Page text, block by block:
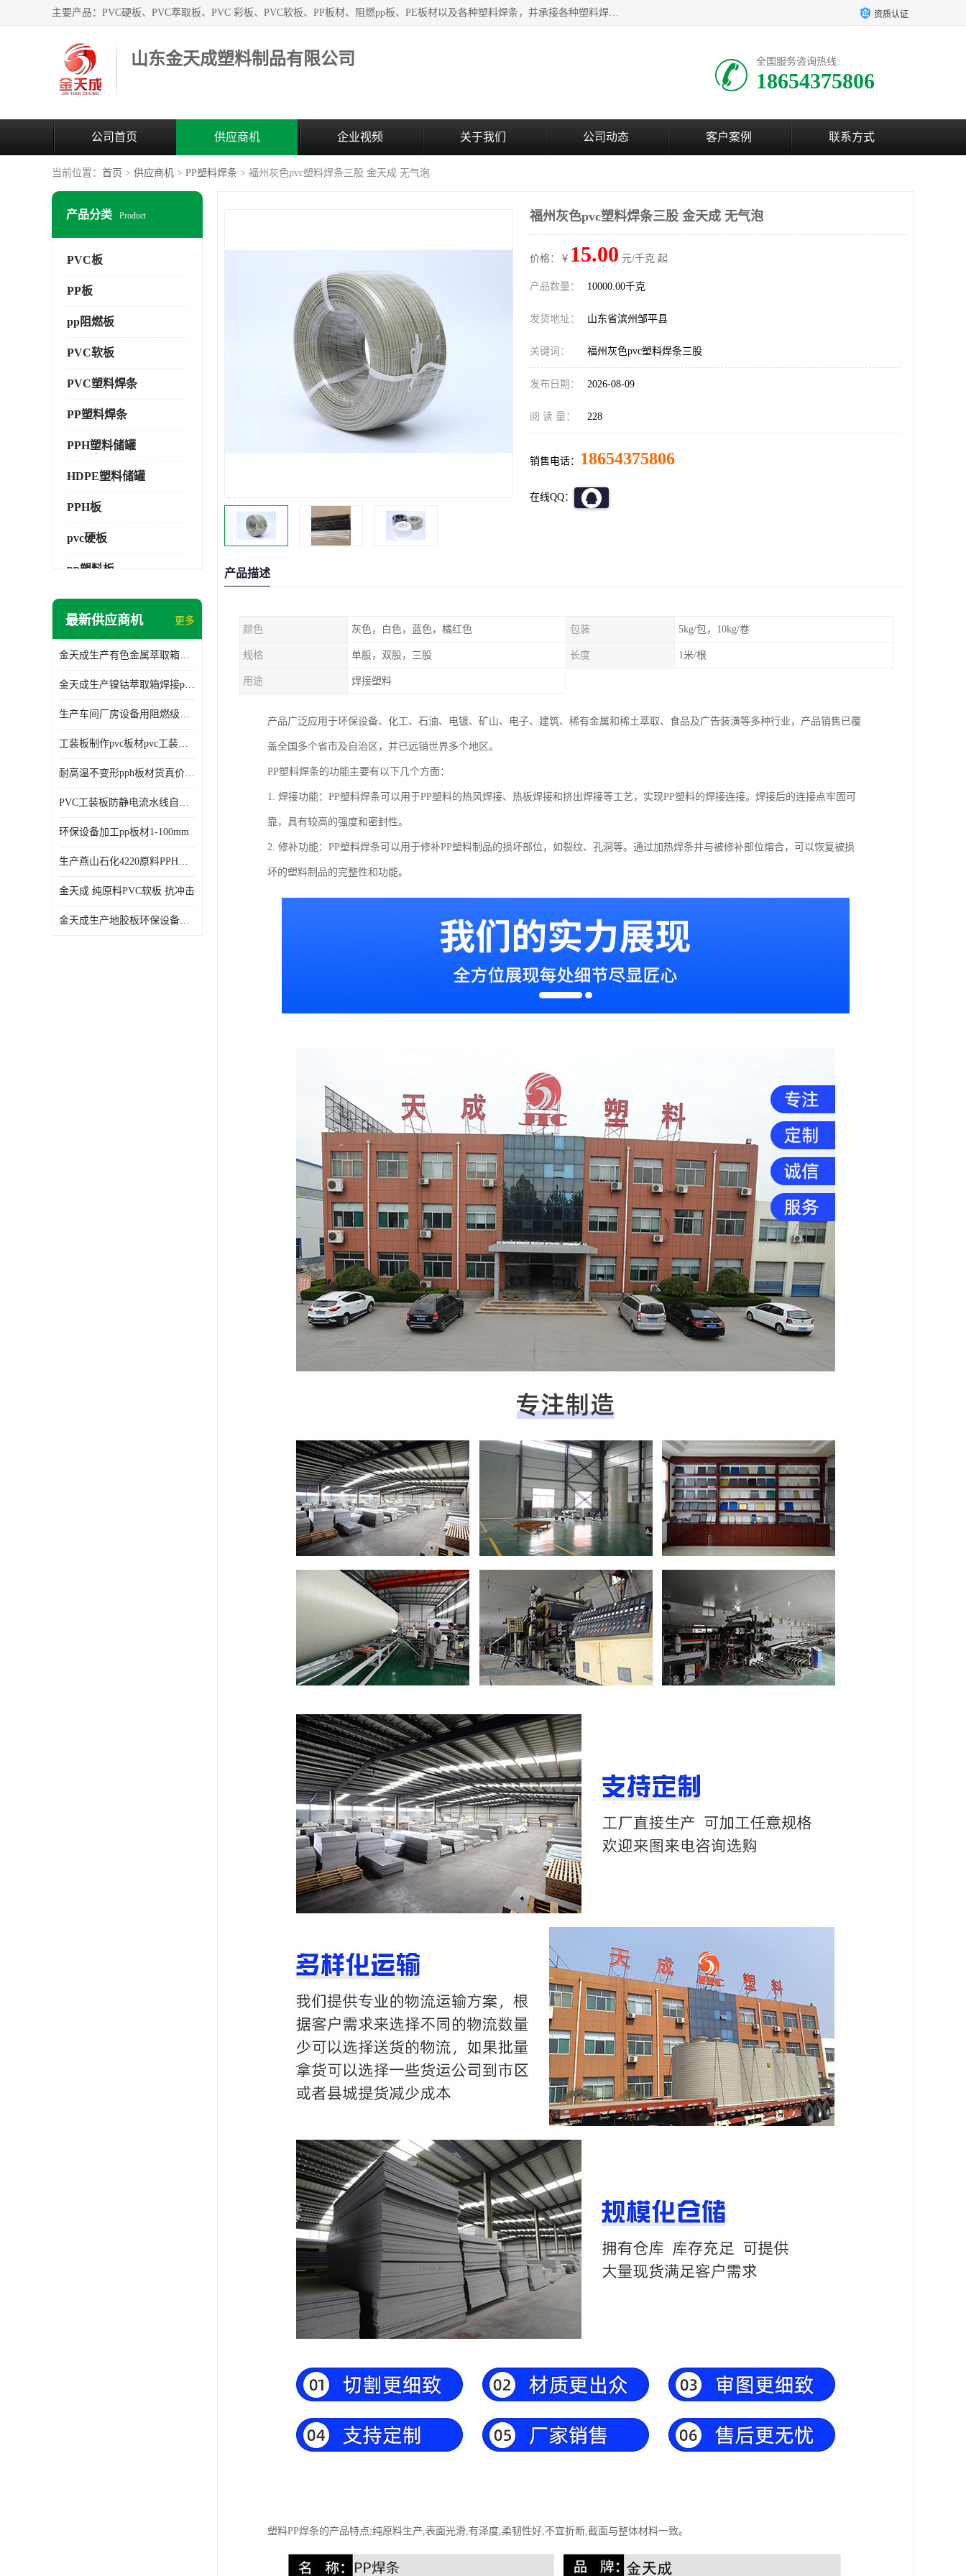
主要产品：PVC硬板、PVC萃取板、PVC 彩板、PVC软板、PP板材、阻燃pp板、PE板材以及各种塑料焊条，并承接各种塑料焊接工程，其产品广泛应用于环保设备、化工、石油、电镀、电子、建筑、食品、医药等多种行业，产品销售己覆盖全国多个省、市(直辖市)及自治区，并己经远销国外。 资质认证
山东金天成塑料制品有限公司 全国服务咨询热线:
18654375806
公司首页 供应商机 企业视频 关于我们 公司动态 客户案例 联系方式
当前位置： 首页 > 供应商机 > PP塑料焊条 > 福州灰色pvc塑料焊条三股 金天成 无气泡
产品分类 Product
PVC板
PP板
pp阻燃板
PVC软板
PVC塑料焊条
PP塑料焊条
PPH塑料储罐
HDPE塑料储罐
PPH板
pvc硬板
pp塑料板
pvc萃取板
最新供应商机 更多
金天成生产有色金属萃取箱焊接pvc板
金天成生产镍钴萃取箱焊接pvc萃取板
生产车间厂房设备用阻燃级别pp硬板
工装板制作pvc板材pvc工装板材可折弯
耐高温不变形pph板材货真价值pph板材
PVC工装板防静电流水线自动化倍速线工装板
环保设备加工pp板材1-100mm
生产燕山石化4220原料PPH板材
金天成 纯原料PVC软板 抗冲击
金天成生产地胶板环保设备内衬焊接用半圆pvc软焊条
福州灰色pvc塑料焊条三股 金天成 无气泡
价格：￥ 15.00 元/千克 起
产品数量： 10000.00千克
发货地址： 山东省滨州邹平县
关键词： 福州灰色pvc塑料焊条三股
发布日期： 2026-08-09
阅 读 量： 228
销售电话： 18654375806
在线QQ：
产品描述
颜色 灰色，白色，蓝色，橘红色 包装 5kg/包，10kg/卷
规格 单股，双股，三股 长度 1米/根
用途 焊接塑料
产品广泛应用于环保设备、化工、石油、电镀、矿山、电子、建筑、稀有金属和稀土萃取、食品及广告装潢等多种行业，产品销售已覆
盖全国多个省市及自治区，并已远销世界多个地区。
PP塑料焊条的功能主要有以下几个方面：
1. 焊接功能：PP塑料焊条可以用于PP塑料的热风焊接、热板焊接和挤出焊接等工艺，实现PP塑料的焊接连接。焊接后的连接点牢固可
靠，具有较高的强度和密封性。
2. 修补功能：PP塑料焊条可以用于修补PP塑料制品的损坏部位，如裂纹、孔洞等。通过加热焊条并与被修补部位熔合，可以恢复被损
坏的塑料制品的完整性和功能。
塑料PP焊条的产品特点;纯原料生产,表面光滑,有泽度,柔韧性好,不宜折断,截面与整体材料一致。